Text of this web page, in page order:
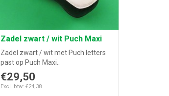
Zadel zwart / wit Puch Maxi
Zadel zwart / wit met Puch letters
past op Puch Maxi..
€29,50
Excl. btw: €24,38